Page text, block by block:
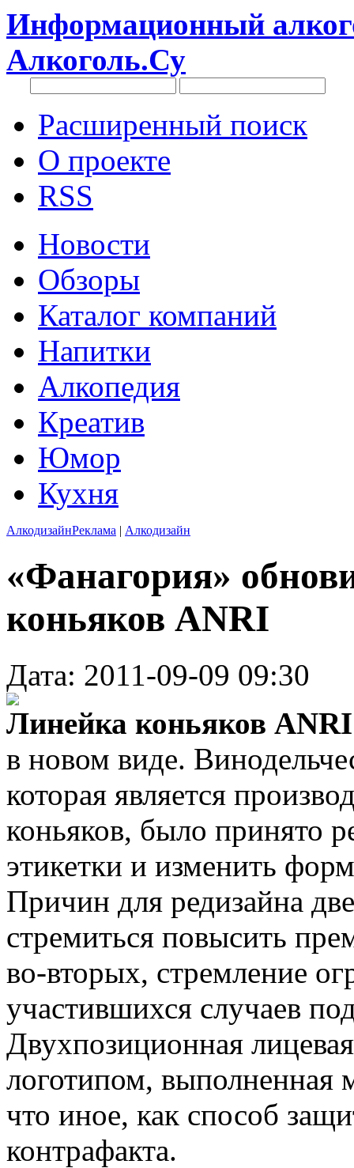
Информационный
Алкоголь.Су
Расширенный поиск
О проекте
RSS
Новости
Обзоры
Каталог компаний
Напитки
Алкопедия
Креатив
Юмор
Кухня
АлкодизайнРеклама | Алкодизайн
«Фанагория»
коньяков ANRI
Дата: 2011-09-09 09:30
Линейка коньяков
в новом виде.
которая является
коньяков, было принято
этикетки и изменить
Причин для редизайна
стремиться повысить
во-вторых, стремление
участившихся случаев
Двухпозиционная
логотипом, выполненная
что иное, как способ
контрафакта.